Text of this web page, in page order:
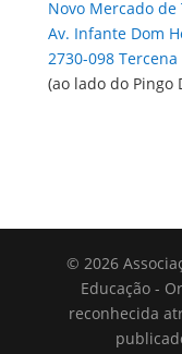
Novo Mercado de
Av. Infante Dom
2730-098 Tercena
(ao lado do Pingo
© 2026
Educação -
reconhecida